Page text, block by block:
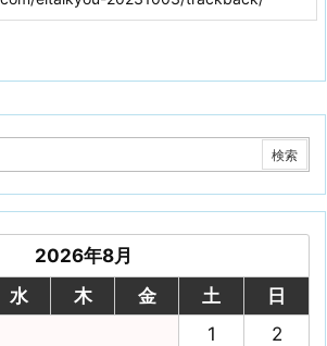
2026年8月
水 木 金 土
日
1
2